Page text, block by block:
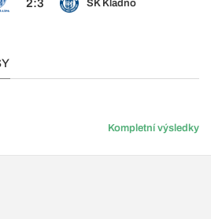
2:3 SK Kladno
Kompletní výsledky